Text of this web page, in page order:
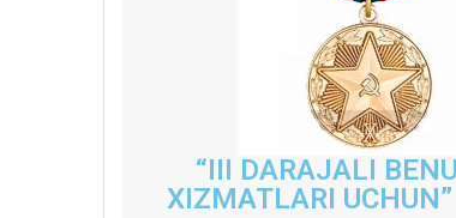
“III DARAJALI
XIZMATLARI